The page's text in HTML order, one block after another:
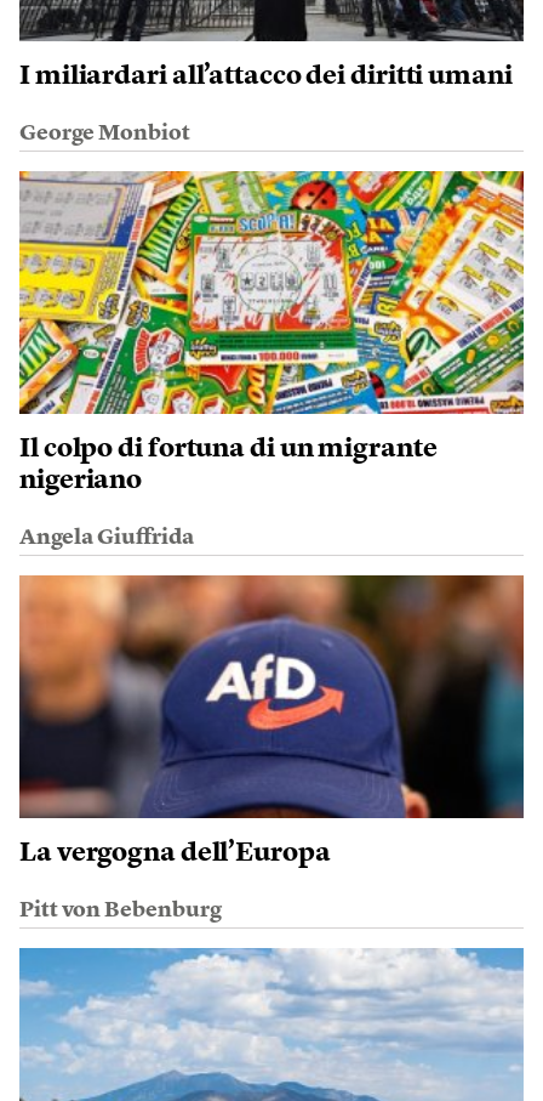
I miliardari all’attacco dei diritti umani
George Monbiot
Il colpo di fortuna di un migrante
nigeriano
Angela Giuffrida
La vergogna dell’Europa
Pitt von Bebenburg